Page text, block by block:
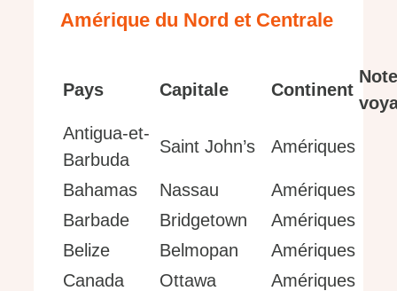
Amérique du Nord et Centrale
Pays Capitale Continent
Note
Antigua-et-
Barbuda
Saint John’s Amériques
Bahamas Nassau
Amériques
Barbade
Bridgetown
Amériques
Belize
Belmopan
Amériques
Canada
Ottawa Amériques